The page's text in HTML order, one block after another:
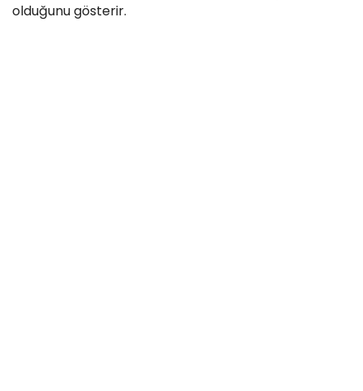
olduğunu gösterir.